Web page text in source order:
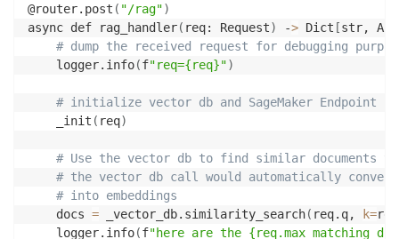
@router.post ( "/rag")
async def rag_handler( req: Request) -> Dict [str, Any
# dump the received request for debugging
    logger.info
(f"req={req}")
# initialize vector db and SageMaker Endpoint
    _init
( req)
# Use the vector db to find similar documents
# the vector db call would automatically
# into embeddings
    docs
= _vector_db.similarity_search( req.q, k=
    logger.info
(f"here are the